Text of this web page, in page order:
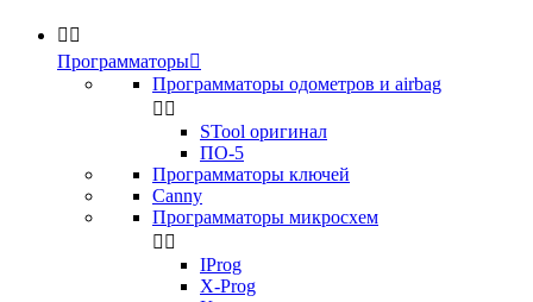
 
Программаторы
Программаторы одометров и airbag
 
STool оригинал
ПО-5
Программаторы ключей
Canny
Программаторы микросхем
 
IProg
X-Prog